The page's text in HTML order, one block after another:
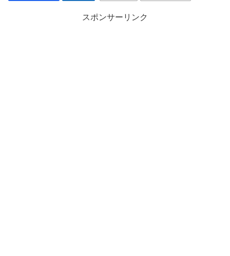
スポンサーリンク